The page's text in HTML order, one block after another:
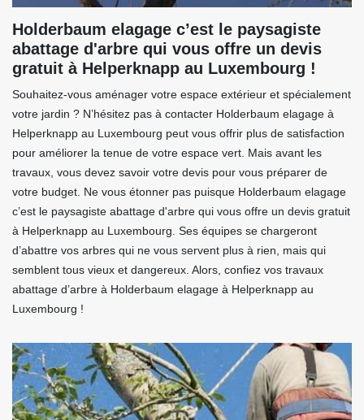
Holderbaum elagage c’est le paysagiste
abattage d'arbre qui vous offre un devis
gratuit à Helperknapp au Luxembourg !
Souhaitez-vous aménager votre espace extérieur et spécialement
votre jardin ? N’hésitez pas à contacter Holderbaum elagage à
Helperknapp au Luxembourg peut vous offrir plus de satisfaction
pour améliorer la tenue de votre espace vert. Mais avant les
travaux, vous devez savoir votre devis pour vous préparer de
votre budget. Ne vous étonner pas puisque Holderbaum elagage
c’est le paysagiste abattage d'arbre qui vous offre un devis gratuit
à Helperknapp au Luxembourg. Ses équipes se chargeront
d’abattre vos arbres qui ne vous servent plus à rien, mais qui
semblent tous vieux et dangereux. Alors, confiez vos travaux
abattage d’arbre à Holderbaum elagage à Helperknapp au
Luxembourg !